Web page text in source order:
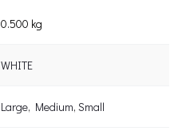
0.500 kg
WHITE
Large, Medium, Small